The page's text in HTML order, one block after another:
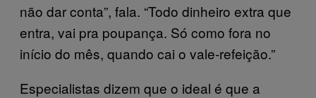
não dar conta”, fala. “Todo dinheiro extra que
entra, vai pra poupança. Só como fora no
início do mês, quando cai o vale-refeição.”
Especialistas dizem que o ideal é que a